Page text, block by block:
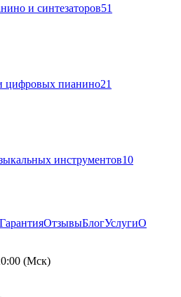
и синтезаторов51
цифровых пианино21
инструментов10
ГарантияОтзывыБлогУслугиО
(Мск)